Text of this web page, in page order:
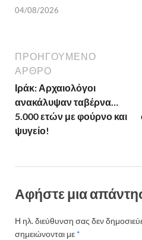
04/08/2026
ΠΡΟΗΓΟΎΜΕΝΟ
ΆΡΘΡΟ
Ιράκ: Αρχαιολόγοι
ανακάλυψαν ταβέρνα…
5.000 ετών με φούρνο και
ψυγείο!
Αφήστε μια
Η ηλ. διεύθυνση σας δεν
σημειώνονται με *